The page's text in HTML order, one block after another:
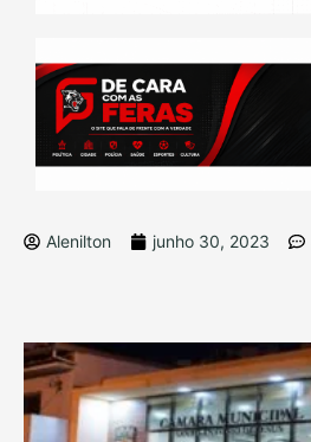
Alenilton junho 30, 2023